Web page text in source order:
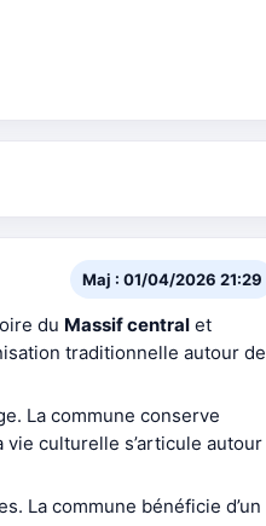
Maj : 01/04/2026 21:29
du Massif central et
traditionnelle autour de
La commune conserve
culturelle s’articule autour
La commune bénéficie d’un